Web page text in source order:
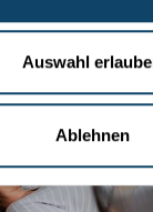
Auswahl
Ablehnen